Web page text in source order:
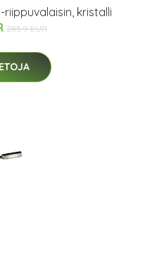
riippuvalaisin, kristalli
285.9 EUR